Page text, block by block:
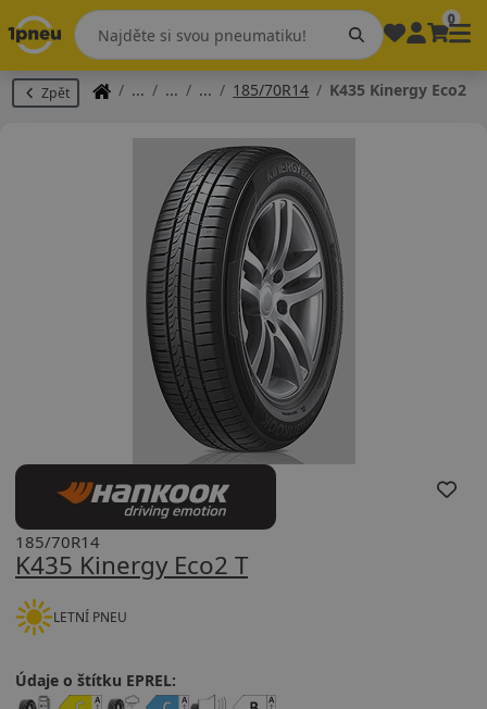
0
Zpět 185/70R14 K435 Kinergy Eco2
K435 Kinergy Eco2 T
185/70R14
LETNÍ PNEU
Údaje o štítku EPREL: